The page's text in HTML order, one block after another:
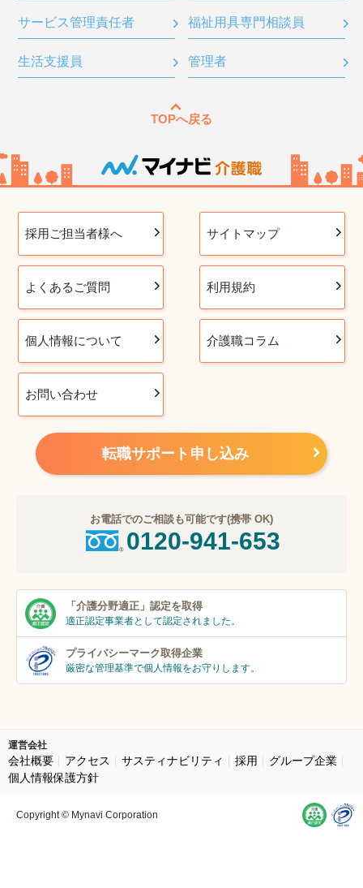
サービス管理責任者 福祉用具専門相談員
生活支援員 管理者
TOPへ戻る
採用ご担当者様へ サイトマップ
よくあるご質問 利用規約
個人情報について 介護職コラム
お問い合わせ
転職サポート申し込み
お電話でのご相談も可能です(携帯 OK)
0120-941-653
「介護分野適正」 認定を取得
適正認定事業者として認定されました。
プライバシーマーク取得企業
厳密な管理基準で個人情報をお守りします。
運営会社
会社概要 アクセス サスティナビリティ 採用
グループ企業
個人情報保護方針
Copyright © Mynavi Corporation